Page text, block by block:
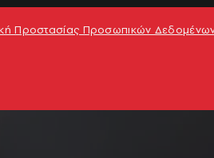
Προστασίας Προσωπικών